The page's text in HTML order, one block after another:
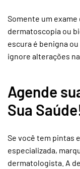
Somente um
dermatoscopia ou
escura é benigna
ignore alterações
Agende
Sua
Se você tem pintas
especializada,
dermatologista. A